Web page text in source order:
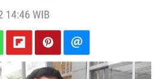
G20 Indonesia
Atasi Ketimpangan
Global